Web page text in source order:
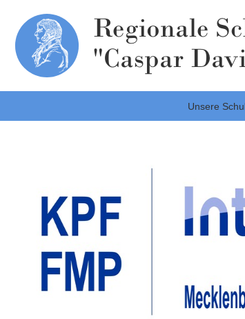
Regionale
"Caspar
Unsere